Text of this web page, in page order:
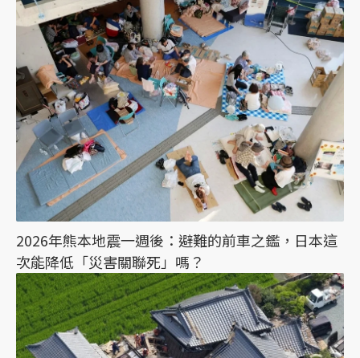
2026年熊本地震一週後：避難的前車之鑑，日本這
次能降低「災害關聯死」嗎？